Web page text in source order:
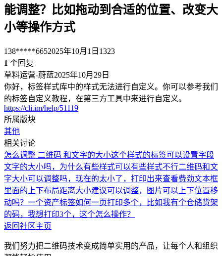
能调整？比如拖动到合适的位置、改变大
小等操作方式
138*****6652025年10月1日 1323
1 个回复
草料运营-蔚蓝2025年10月29日
你好，标签样式库中的样式无法进行自定义。你可以参考我们
的标签自定义教程，在第三方工具中来进行自定义。
https://cli.im/help/51119
所属版块
其他
相关讨论
怎么调整 二维码 和文字的大小这个样式的标签可以设置字段
文字的大小吗，为什么有些样式可以有些样式不行二维码和文
字大小可以调整吗，现在的太小了，打印出来查看费劲文本框
里面的上下布局距离大小建议可以调整，图片可以上下位置移
动吗？ 一个资产标签如何一页打印多个，比如我有个仓储货架
的码，我想打印3个，这个怎么操作？
返回社区主页
我们努力把二维码技术变成简单实用的产品，让每个人和组织